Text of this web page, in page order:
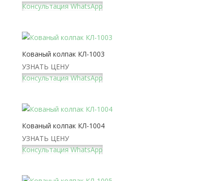
Консультация WhatsApp
Кованый колпак КЛ-1003
УЗНАТЬ ЦЕНУ
Консультация WhatsApp
Кованый колпак КЛ-1004
УЗНАТЬ ЦЕНУ
Консультация WhatsApp